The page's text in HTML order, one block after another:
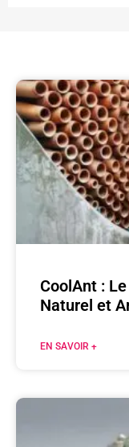
CoolAnt :
Naturel et
EN SAVOIR +